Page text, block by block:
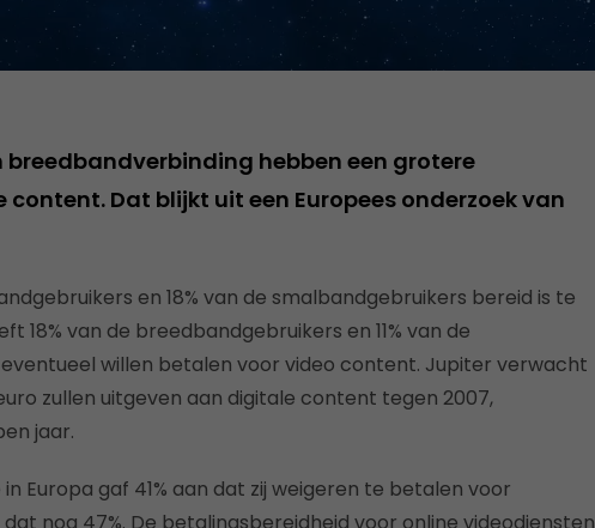
hebben een grotere
Dat blijkt uit een Europees onderzoek van
en 18% van de smalbandgebruikers bereid is te
18% van de breedbandgebruikers en 11% van de
willen betalen voor video content. Jupiter verwacht
zullen uitgeven aan digitale content tegen 2007,
jaar.
Europa gaf 41% aan dat zij weigeren te betalen voor
nog 47%. De betalingsbereidheid voor online videodiensten